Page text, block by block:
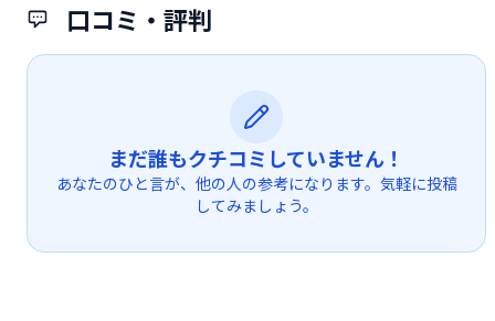
口コミ・評判
まだ誰もクチコミしていません！
あなたのひと言が、他の人の参考になります。気軽に投稿
してみましょう。